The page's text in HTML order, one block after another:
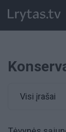
Visi įrašai